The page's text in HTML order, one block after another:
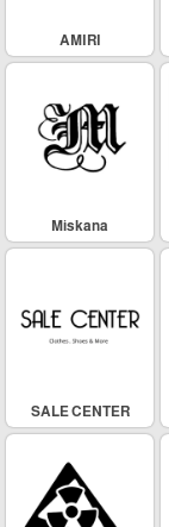
AMIRI
Miskana
SALE CENTER